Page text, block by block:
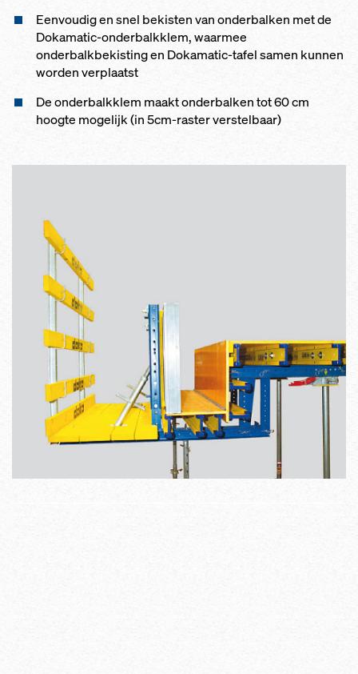
Eenvoudig en snel bekisten van onderbalken met de
Dokamatic-onderbalkklem, waarmee
onderbalkbekisting en Dokamatic-tafel samen kunnen
worden verplaatst
De onderbalkklem maakt onderbalken tot 60 cm
hoogte mogelijk (in 5cm-raster verstelbaar)